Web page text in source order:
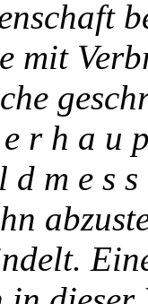
mit
r h a u
d m e s